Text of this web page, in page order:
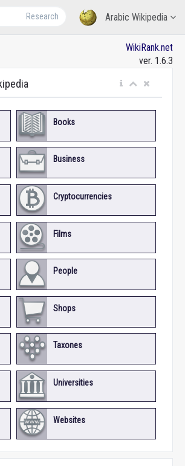
Arabic Wikipedia
Research
WikiRank.net
ver. 1.6.3
Books
Business
Cryptocurrencies
Films
People
Shops
Taxones
Universities
Websites